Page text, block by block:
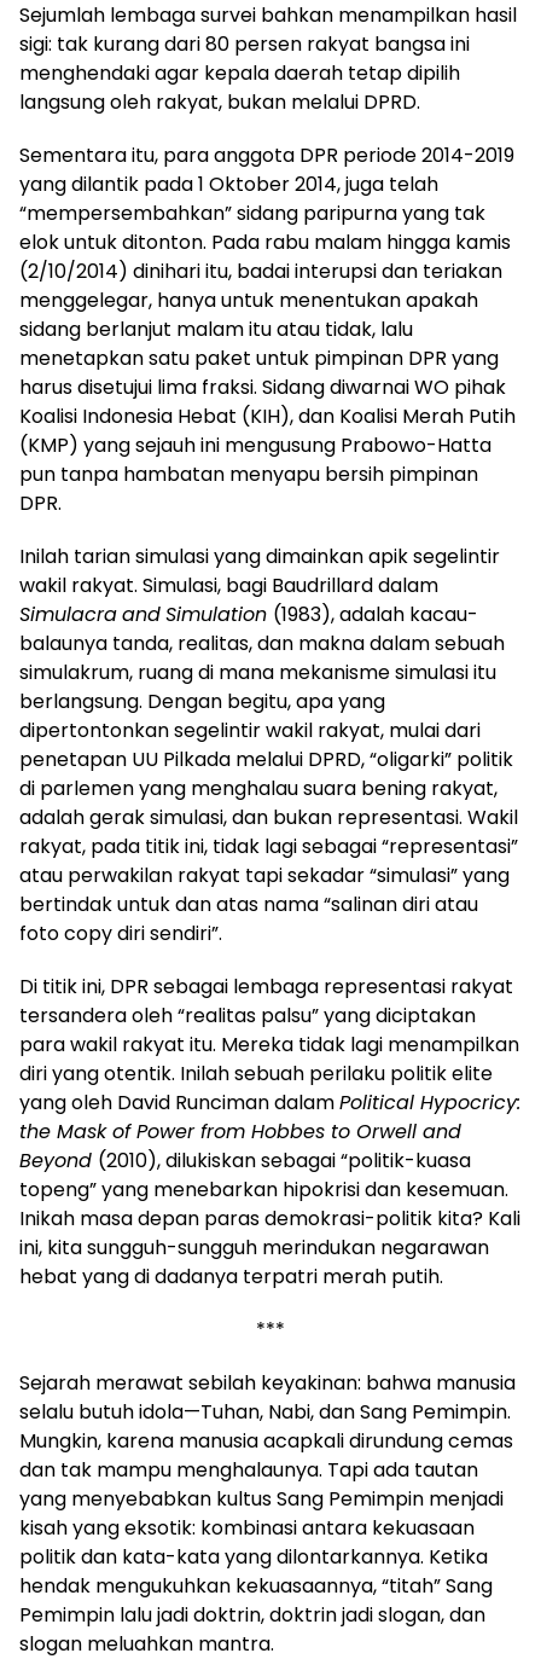
Sejumlah lembaga survei bahkan menampilkan hasil
sigi: tak kurang dari 80 persen rakyat bangsa ini
menghendaki agar kepala daerah tetap dipilih
langsung oleh rakyat, bukan melalui DPRD.
Sementara itu, para anggota DPR periode 2014-2019
yang dilantik pada 1 Oktober 2014, juga telah
“mempersembahkan” sidang paripurna yang tak
elok untuk ditonton. Pada rabu malam hingga kamis
(2/10/2014) dinihari itu, badai interupsi dan teriakan
menggelegar, hanya untuk menentukan apakah
sidang berlanjut malam itu atau tidak, lalu
menetapkan satu paket untuk pimpinan DPR yang
harus disetujui lima fraksi. Sidang diwarnai WO pihak
Koalisi Indonesia Hebat (KIH), dan Koalisi Merah Putih
(KMP) yang sejauh ini mengusung Prabowo-Hatta
pun tanpa hambatan menyapu bersih pimpinan
DPR.
Inilah tarian simulasi yang dimainkan apik segelintir
wakil rakyat. Simulasi, bagi Baudrillard dalam
SimulacraandSimulation (1983), adalah kacau-
balaunya tanda, realitas, dan makna dalam sebuah
simulakrum, ruang di mana mekanisme simulasi itu
berlangsung. Dengan begitu, apa yang
dipertontonkan segelintir wakil rakyat, mulai dari
penetapan UU Pilkada melalui DPRD, “oligarki” politik
di parlemen yang menghalau suara bening rakyat,
adalah gerak simulasi, dan bukan representasi. Wakil
rakyat, pada titik ini, tidak lagi sebagai “representasi”
atau perwakilan rakyat tapi sekadar “simulasi” yang
bertindak untuk dan atas nama “salinan diri atau
foto copy diri sendiri”.
Di titik ini, DPR sebagai lembaga representasi rakyat
tersandera oleh “realitas palsu” yang diciptakan
para wakil rakyat itu. Mereka tidak lagi menampilkan
diri yang otentik. Inilah sebuah perilaku politik elite
yang oleh David Runciman dalamPolitical Hypocricy:
the Mask of Power from Hobbes to Orwell and
Beyond (2010), dilukiskan sebagai “politik-kuasa
topeng” yang menebarkan hipokrisi dan kesemuan.
Inikah masa depan paras demokrasi-politik kita? Kali
ini, kita sungguh-sungguh merindukan negarawan
hebat yang di dadanya terpatri merah putih.
***
Sejarah merawat sebilah keyakinan: bahwa manusia
selalu butuh idola—Tuhan, Nabi, dan Sang Pemimpin.
Mungkin, karena manusia acapkali dirundung cemas
dan tak mampu menghalaunya. Tapi ada tautan
yang menyebabkan kultus Sang Pemimpin menjadi
kisah yang eksotik: kombinasi antara kekuasaan
politik dan kata-kata yang dilontarkannya. Ketika
hendak mengukuhkan kekuasaannya, “titah” Sang
Pemimpin lalu jadi doktrin, doktrin jadi slogan, dan
slogan meluahkan mantra.